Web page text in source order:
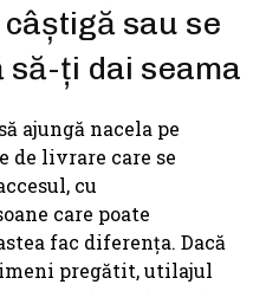
sau se
ți dai seama
ajungă nacela pe
de livrare care se
cu
care poate
fac diferența. Dacă
pregătit, utilajul